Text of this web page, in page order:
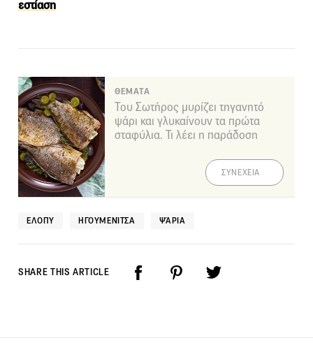
εστίαση
ΘΕΜΑΤΑ
Του Σωτήρος μυρίζει τηγανητό
ψάρι και γλυκαίνουν τα πρώτα
σταφύλια. Τι λέει η παράδοση
ΣΥΝΕΧΕΙΑ
ΕΛΟΠΥ ΗΓΟΥΜΕΝΊΤΣΑ ΨΆΡΙΑ
SHARE THIS ARTICLE